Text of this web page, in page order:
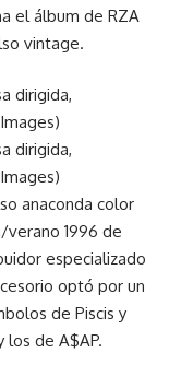
el álbum de RZA
vintage.
dirigida,
dirigida,
anaconda color
verano 1996 de
especializado
optó por un
de Piscis y
los de A$AP.